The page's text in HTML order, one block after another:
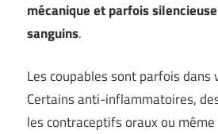
mécanique et parfois
sanguins.
Les coupables sont parfois dans
Certains anti-inflammatoires,
les contraceptifs oraux ou